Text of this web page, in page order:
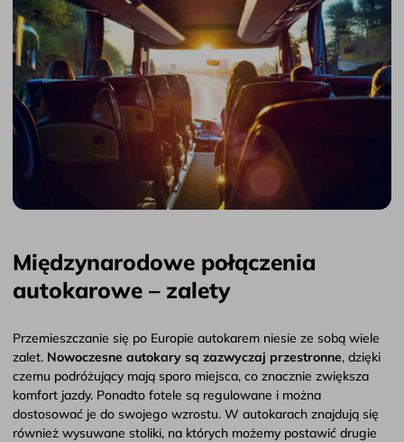
Międzynarodowe połączenia
autokarowe – zalety
Przemieszczanie się po Europie autokarem niesie ze sobą wiele
zalet. Nowoczesne autokary są zazwyczaj przestronne, dzięki
czemu podróżujący mają sporo miejsca, co znacznie zwiększa
komfort jazdy. Ponadto fotele są regulowane i można
dostosować je do swojego wzrostu. W autokarach znajdują się
również wysuwane stoliki, na których możemy postawić drugie